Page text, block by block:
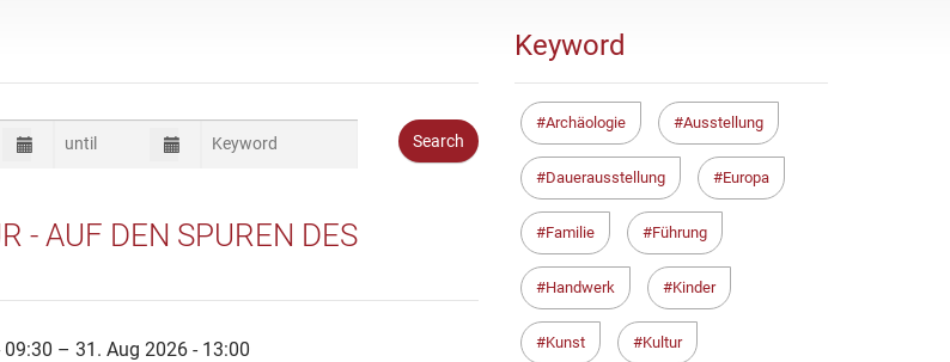
- AUF DEN SPUREN DES
– 31. Aug 2026 - 13:00
Keyword
Archäologie Ausstellung
Dauerausstellung Europa
Familie Führung
Handwerk Kinder
Kunst Kultur